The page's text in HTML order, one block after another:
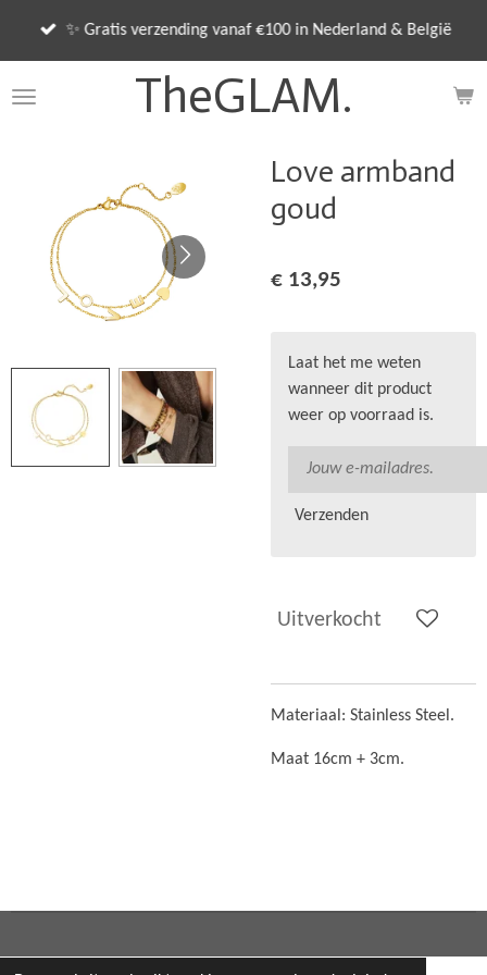
de
TheGLAM.
✨ Gratis verzending vanaf €100 in Nederland & België
Love armband
goud
€ 13,95
Laat het me weten
wanneer dit product
weer op voorraad is.
Verzenden
Uitverkocht
Materiaal: Stainless Steel.
Maat 16cm + 3cm.